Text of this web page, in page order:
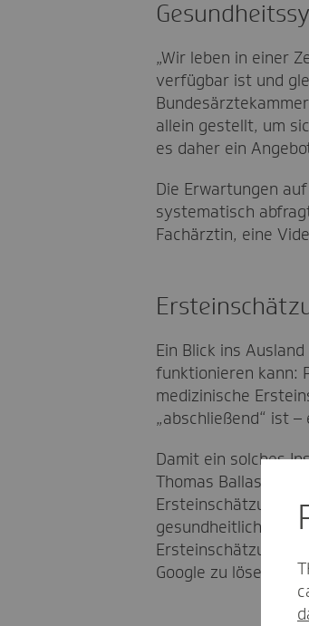
„Wir leben in einer
verfügbar ist und
allein gestellt, um
es daher ein
Die Erwartungen
systematisch
Fachärztin, eine
Ein Blick ins
funktionieren kann:
medizinische
„abschließend“ ist
Damit ein solches
Thomas Ballast,
Ersteinschätzung
gesundheitlichen
Ersteinschätzung
Google zu lösen